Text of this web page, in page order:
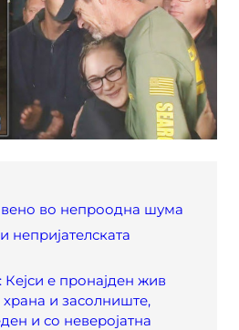
во непроодна шума
непријателската
е пронајден жив
и засолниште,
и со неверојатна